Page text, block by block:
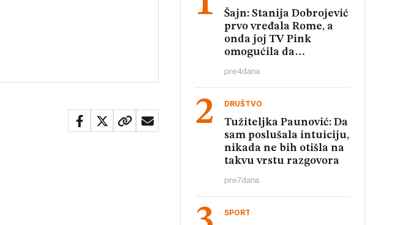
Šajn: Stanija Dobrojević
prvo vređala Rome, a
onda joj TV Pink
omogućila da
pre4dana
DRUŠTVO
Tužiteljka Paunović: Da
sam poslušala intuiciju,
nikada ne bih otišla na
takvu vrstu razgovora
pre7dana
SPORT